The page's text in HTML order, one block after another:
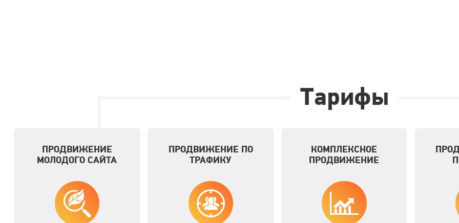
Тарифы
ПРОДВИЖЕНИЕ
МОЛОДОГО САЙТА
ПРОДВИЖЕНИЕ ПО
ТРАФИКУ
КОМПЛЕКСНОЕ
ПРОДВИЖЕНИЕ